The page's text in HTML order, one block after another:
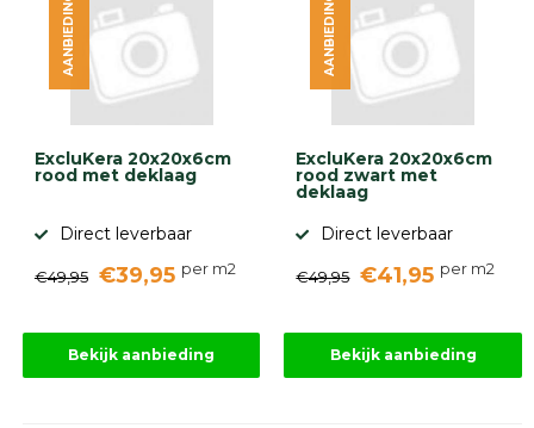
ExcluKera 20x20x6cm
rood met deklaag
Direct leverbaar
€49,95 €39,95 per m2
AANBIEDING
Bekijk aanbieding
ExcluKera 20x20x6cm
rood zwart met
deklaag
Direct leverbaar
€49,95 €41,95 per m2
AANBIEDING
Bekijk aanbieding